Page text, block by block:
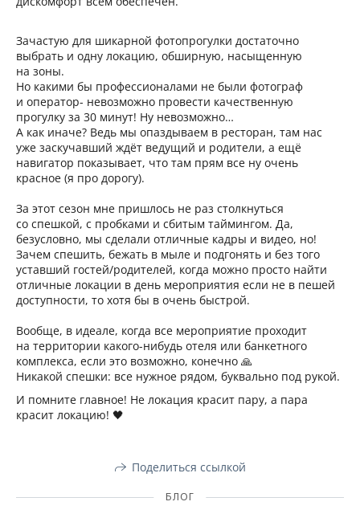
Зачастую для шикарной фотопрогулки достаточно
выбрать и одну локацию, обширную, насыщенную
на зоны.
Но какими бы профессионалами не были фотограф
и оператор- невозможно провести качественную
прогулку за 30 минут! Ну невозможно…
А как иначе? Ведь мы опаздываем в ресторан, там нас
уже заскучавший ждёт ведущий и родители, а ещё
навигатор показывает, что там прям все ну очень
красное (я про дорогу).
За этот сезон мне пришлось не раз столкнуться
со спешкой, с пробками и сбитым таймингом. Да,
безусловно, мы сделали отличные кадры и видео, но!
Зачем спешить, бежать в мыле и подгонять и без того
уставший гостей/родителей, когда можно просто найти
отличные локации в день мероприятия если не в пешей
доступности, то хотя бы в очень быстрой.
Вообще, в идеале, когда все мероприятие проходит
на территории какого-нибудь отеля или банкетного
комплекса, если это возможно, конечно 🙏
Никакой спешки: все нужное рядом, буквально под рукой.
И помните главное! Не локация красит пару, а пара
красит локацию! 🖤
Поделиться ссылкой
БЛОГ